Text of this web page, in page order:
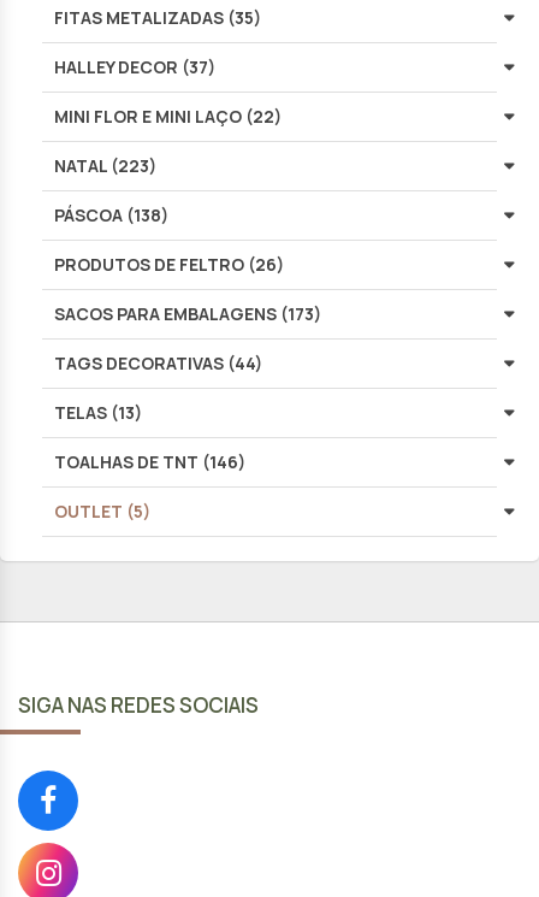
FITAS METALIZADAS (35)
HALLEY DECOR (37)
MINI FLOR E MINI LAÇO (22)
NATAL (223)
PÁSCOA (138)
PRODUTOS DE FELTRO (26)
SACOS PARA EMBALAGENS (173)
TAGS DECORATIVAS (44)
TELAS (13)
TOALHAS DE TNT (146)
OUTLET (5)
SIGA NAS REDES SOCIAIS